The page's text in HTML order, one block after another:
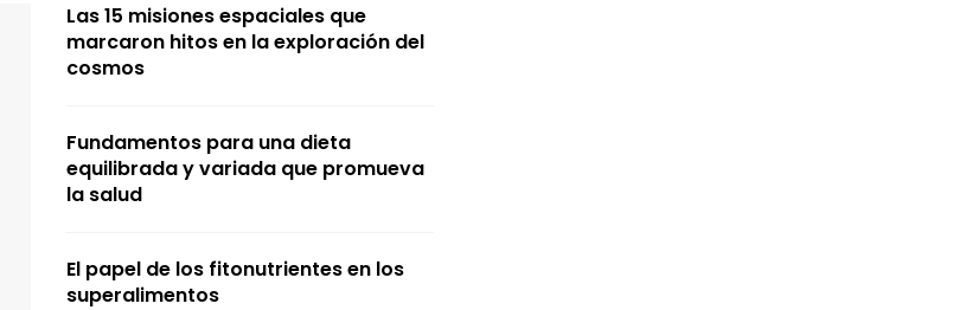
Las 15 misiones espaciales que
marcaron hitos en la exploración del
cosmos
Fundamentos para una dieta
equilibrada y variada que promueva
la salud
El papel de los fitonutrientes en los
superalimentos